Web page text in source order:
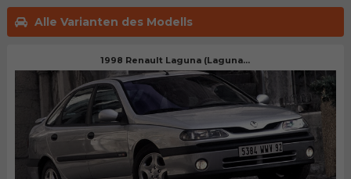
Alle Varianten des Modells
1998 Renault Laguna (Laguna...